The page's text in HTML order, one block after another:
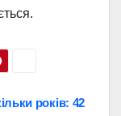
років: 42